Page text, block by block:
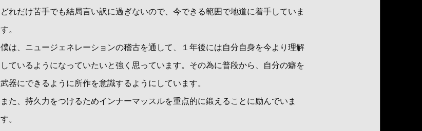
どれだけ苦手でも結局言い訳に過ぎないので、今できる範囲で地道に着手していま
す。
僕は、ニュージェネレーションの稽古を通して、１年後には自分自身を今より理解
しているようになっていたいと強く思っています。その為に普段から、自分の癖を
武器にできるように所作を意識するようにしています。
また、持久力をつけるためインナーマッスルを重点的に鍛えることに励んでいま
す。